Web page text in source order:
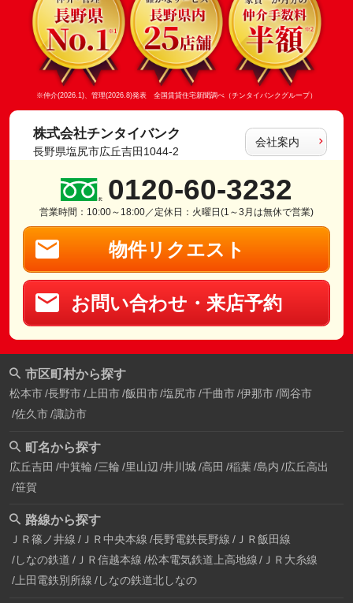
※仲介(2026.1)、管理(2026.8)発表 全国賃貸住宅新聞調べ（チンタイバンクグループ）
株式会社チンタイバンク
長野県塩尻市広丘吉田1044-2
会社案内
0120-60-3232
営業時間：10:00～18:00／定休日：火曜日(1～3月は無休で営業)
物件リクエスト
お問い合わせ・来店予約
市区町村から探す
松本市 長野市 上田市 飯田市 塩尻市 千曲市 伊那市 岡谷市
佐久市 諏訪市
町名から探す
広丘吉田 中箕輪 三輪 里山辺 井川城 高田 稲葉 島内 広丘高出
笹賀
路線から探す
ＪＲ篠ノ井線 ＪＲ中央本線 長野電鉄長野線 ＪＲ飯田線
しなの鉄道 ＪＲ信越本線 松本電気鉄道上高地線
ＪＲ大糸線
上田電鉄別所線 しなの鉄道北しなの